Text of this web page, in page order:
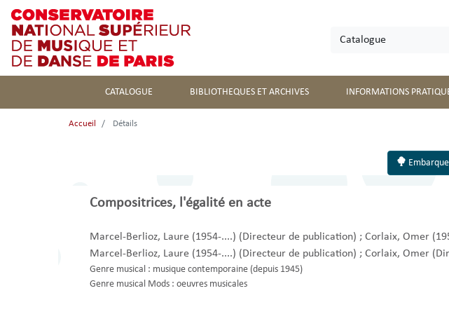
Catalogue
CATALOGUE BIBLIOTHEQUES ET ARCHIVES INFORMATIONS
Accueil Détails
Compositrices, l'égalité en acte
Marcel-Berlioz, Laure (1954-....) (Directeur de publication) ;Corlaix, Omer
Marcel-Berlioz, Laure (1954-....) (Directeur de publication) ;Corlaix, Omer
Genre musical : musique contemporaine (depuis 1945)
Genre musical Mods : oeuvres musicales